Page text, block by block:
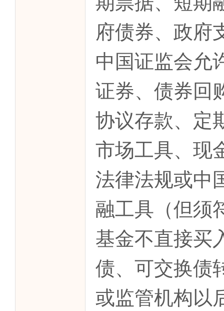
府债券、政府
中国证监会允
证券、债券回
协议存款、定
市场工具、现
法律法规或中
融工具（但须
基金不直接买
债、可交换债
或监管机构以